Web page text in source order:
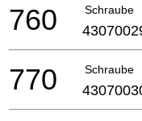
Schraube
760
Schraube
770